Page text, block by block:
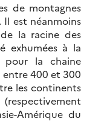
de montagnes
Il est néanmoins
la racine des
exhumées à la
pour la chaine
entre 400 et 300
les continents
Amérique du